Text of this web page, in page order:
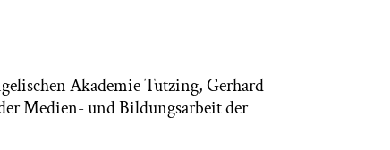
Akademie Tutzing, Gerhard
Medien- und Bildungsarbeit der